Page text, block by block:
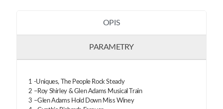
OPIS
PARAMETRY
1 -Uniques, The People Rock Steady
2 –Roy Shirley & Glen Adams Musical Train
3 –Glen Adams Hold Down Miss Winey